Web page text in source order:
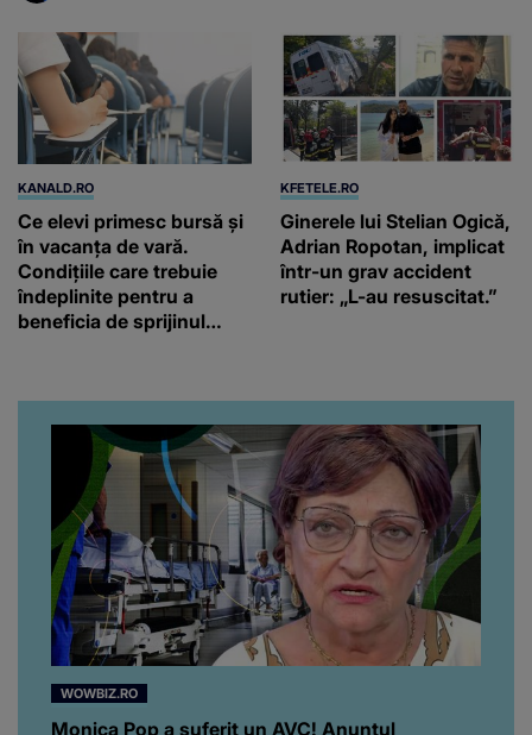
KANALD.RO
Ce elevi primesc bursă și
în vacanța de vară.
Condițiile care trebuie
îndeplinite pentru a
beneficia de sprijinul
KFETELE.RO
Ginerele lui Stelian Ogică,
Adrian Ropotan, implicat
într-un grav accident
rutier: „L-au resuscitat.”
WOWBIZ.RO
Monica Pop a suferit un AVC! Anunțul